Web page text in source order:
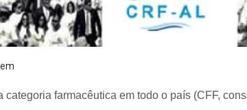
categoria farmacêutica em todo o país (CFF,